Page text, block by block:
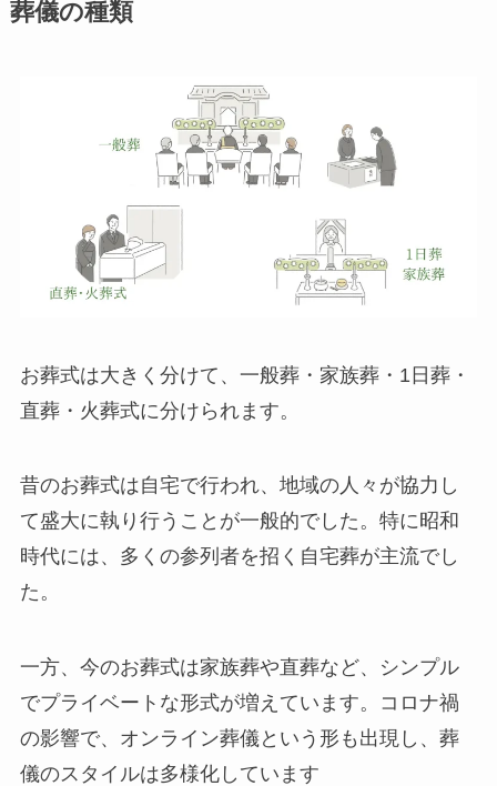
葬儀の種類
お葬式は大きく分けて、一般葬・家族葬・1日葬・
直葬・火葬式に分けられます。
昔のお葬式は自宅で行われ、地域の人々が協力し
て盛大に執り行うことが一般的でした。特に昭和
時代には、多くの参列者を招く自宅葬が主流でし
た。
一方、今のお葬式は家族葬や直葬など、シンプル
でプライベートな形式が増えています。コロナ禍
の影響で、オンライン葬儀という形も出現し、葬
儀のスタイルは多様化しています